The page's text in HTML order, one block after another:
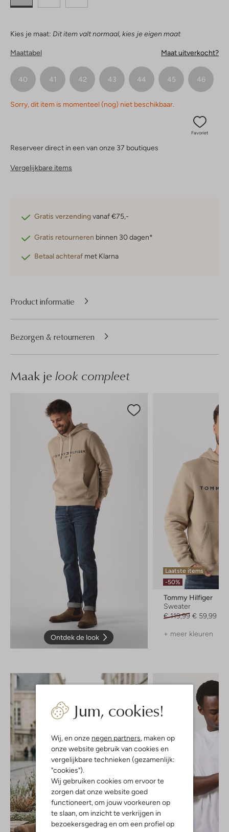
Jum, cookies!
Wij, en onze negen partners, maken op
onze website gebruik van cookies en
vergelijkbare technieken (gezamenlijk:
"cookies").
Wij gebruiken cookies om ervoor te
zorgen dat onze website goed
functioneert, om jouw voorkeuren op
te slaan, om inzicht te verkrijgen in
bezoekersgedrag en om een profiel op
Kies je maat: Dit item valt normaal, kies je eigen maat
Maattabel Maat uitverkocht?
40 41 42 43 44 45 46
Sorry, dit item is momenteel (nog) niet beschikbaar.
Favoriet
Reserveer direct in een van onze 37 boutiques
Vergelijkbare items
Gratis verzendingvanaf €75,-
Gratis retourneren binnen 30 dagen*
Betaal achteraf met Klarna
Product informatie
Bezorgen & retourneren
Maak je look compleet
Ontdek de look
Laatste items
-50%
Tommy Hilfiger
Sweater
€ 119,99 € 59,99
+ meer kleuren